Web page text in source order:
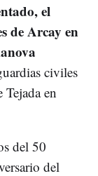
el
de Arcay en
civiles
en
del 50
del